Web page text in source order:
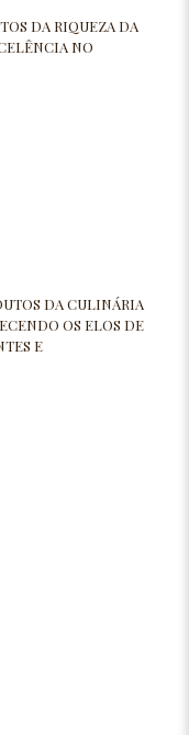
DA RIQUEZA DA
NO
DA CULINÁRIA
OS ELOS DE
E